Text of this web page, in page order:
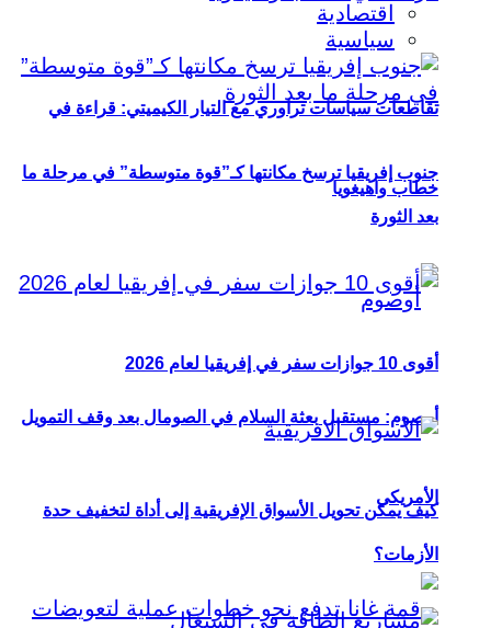
تقاطعات سياسات تراوري مع التيار الكيميتي: قراءة في
خطاب واهيغويا
أوصوم: مستقبل بعثة السلام في الصومال بعد وقف التمويل
الأمريكي
اقتصادية
سياسية
جنوب إفريقيا ترسخ مكانتها كـ”قوة متوسطة” في مرحلة ما
بعد الثورة
أقوى 10 جوازات سفر في إفريقيا لعام 2026
كيف يمكن تحويل الأسواق الإفريقية إلى أداة لتخفيف حدة
الأزمات؟